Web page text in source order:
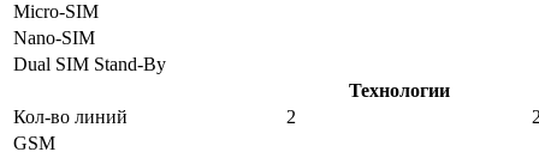
Micro-SIM
Nano-SIM
Dual SIM Stand-By
Технологии
Кол-во линий
2
GSM